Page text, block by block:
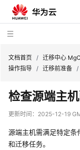
新
动
产
文档首页 / 迁移中心 MgC
操作指导 / 迁移前准备 /
检查源端主
更新时间： 2025-12-19
源端主机需满足特定
和迁移任务。